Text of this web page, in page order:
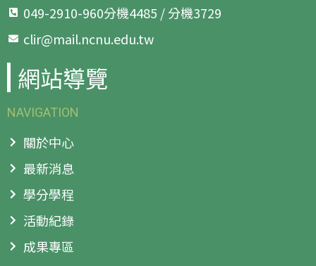
049-2910-960分機4485 / 分機3729
clir@mail.ncnu.edu.tw
網站導覽
NAVIGATION
關於中心
最新消息
學分學程
活動紀錄
成果專區